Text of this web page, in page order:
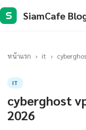
S SiamCafe
หน้าแรก › it ›
IT
cyberghost
2026